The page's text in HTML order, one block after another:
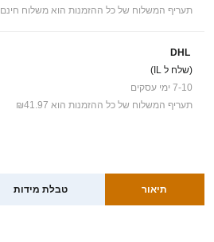
תעריף המשלוח של כל ההזמנות הוא משלוח חינם
DHL
(שלח ל IL)
7-10 ימי עסקים
תעריף המשלוח של כל ההזמנות הוא ₪41.97
תיאור טבלת מידות